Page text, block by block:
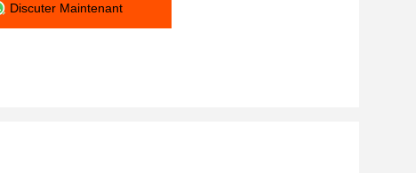
Discuter Maintenant